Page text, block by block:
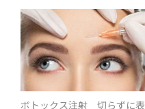
ボトックス注射 切らずに表